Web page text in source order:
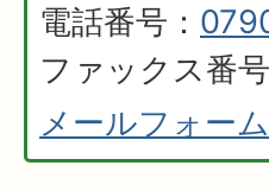
電話番号：
ファックス番
メールフォー